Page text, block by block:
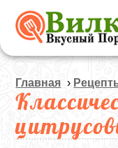
Главная ›